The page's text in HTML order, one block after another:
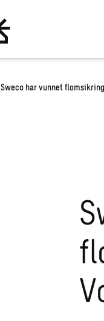
Sweco har vunnet